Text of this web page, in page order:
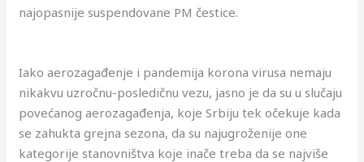
najopasnije suspendovane PM čestice.
Iako aerozagađenje i pandemija korona virusa nemaju
nikakvu uzročnu-posledičnu vezu, jasno je da su u slučaju
povećanog aerozagađenja, koje Srbiju tek očekuje kada
se zahukta grejna sezona, da su najugroženije one
kategorije stanovništva koje inače treba da se najviše